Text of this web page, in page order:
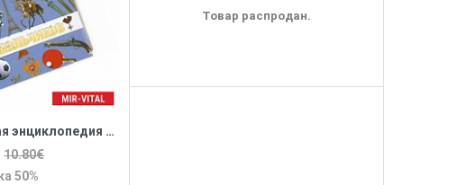
Иллюстрированная энциклопедия для мальчиков
10.80€
50%
Товар распродан.